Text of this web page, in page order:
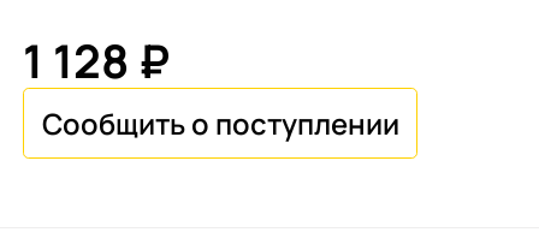
1 128 ₽